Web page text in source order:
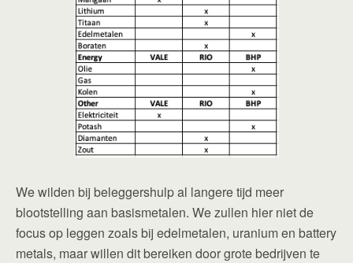
We wilden bij beleggershulp al langere tijd meer
blootstelling aan basismetalen. We zullen hier niet de
focus op leggen zoals bij edelmetalen, uranium en battery
metals, maar willen dit bereiken door grote bedrijven te